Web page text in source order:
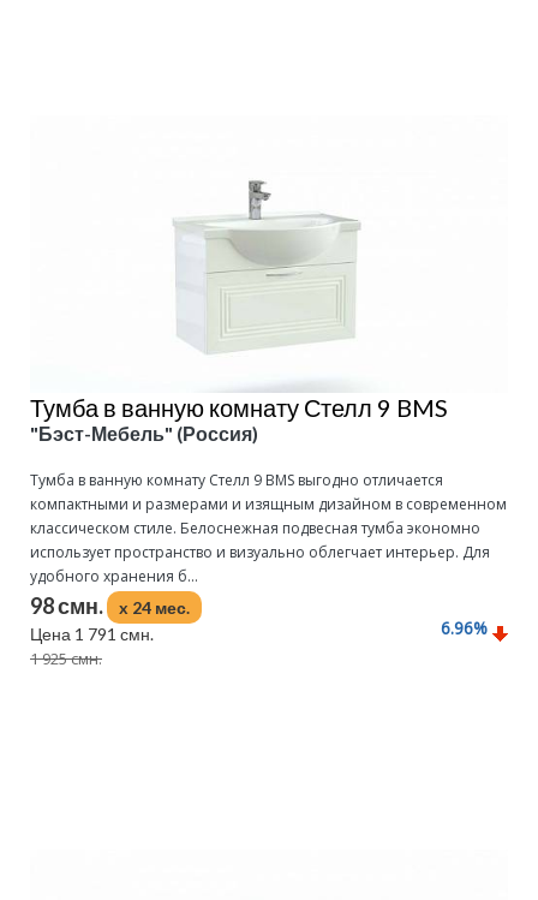
Тумба в ванную комнату Стелл 9 BMS
"Бэст-Мебель" (Россия)
Тумба в ванную комнату Стелл 9 BMS выгодно отличается
компактными и размерами и изящным дизайном в современном
классическом стиле. Белоснежная подвесная тумба экономно
использует пространство и визуально облегчает интерьер. Для
удобного хранения б...
98 смн.
x 24 мес.
Цена 1 791 смн.
1 925 смн.
6.96%